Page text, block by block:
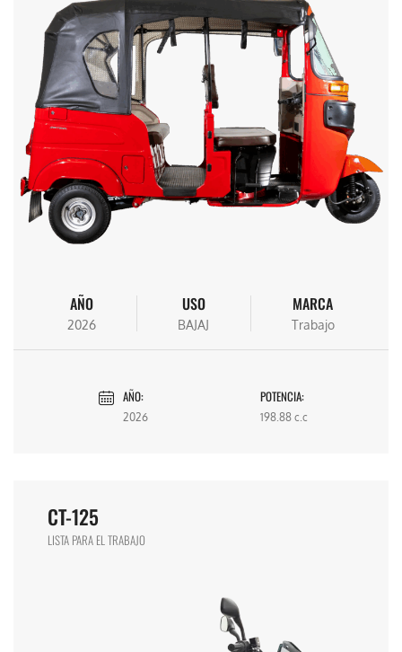
AÑO
2026
USO
BAJAJ
MARCA
Trabajo
AÑO:
2026
POTENCIA:
198.88 c.c
CT-125
LISTA PARA EL TRABAJO